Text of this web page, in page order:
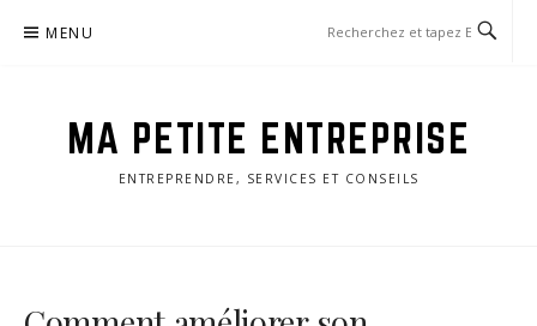
MENU
MA PETITE ENTREPRISE
ENTREPRENDRE, SERVICES ET CONSEILS